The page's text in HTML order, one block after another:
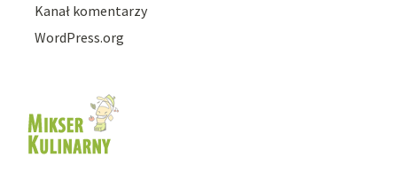
Kanał komentarzy
WordPress.org